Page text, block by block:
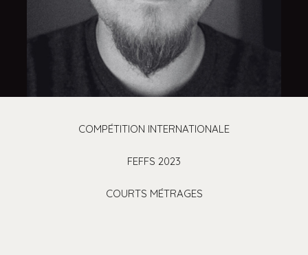
COMPÉTITION INTERNATIONALE
FEFFS 2023
COURTS MÉTRAGES